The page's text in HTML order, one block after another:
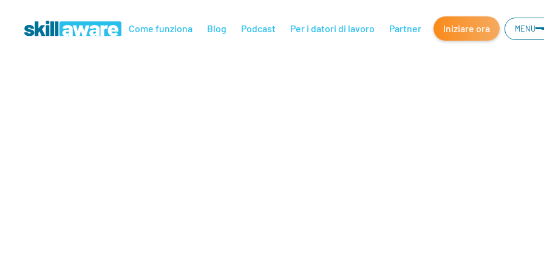
Come funziona Blog Podcast Per i datori di lavoro Partner Iniziare ora MENU